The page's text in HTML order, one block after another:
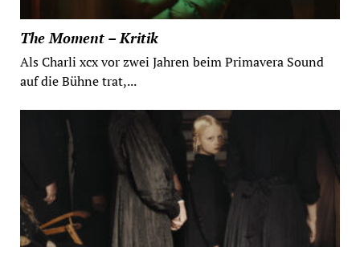
The Moment – Kritik
Als Charli xcx vor zwei Jahren beim Primavera Sound
auf die Bühne trat,...